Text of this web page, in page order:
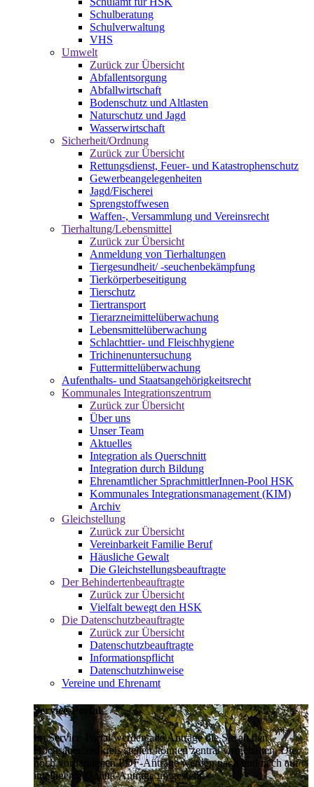
Schulberatung
Schulverwaltung
VHS
Umwelt
Zurück zur Übersicht
Abfallentsorgung
Abfallwirtschaft
Bodenschutz und Altlasten
Naturschutz und Jagd
Wasserwirtschaft
Sicherheit/Ordnung
Zurück zur Übersicht
Rettungsdienst, Feuer- und Katastrophenschutz
Gewerbeangelegenheiten
Jagd/Fischerei
Sprengstoffwesen
Waffen-, Versammlung und Vereinsrecht
Tierhaltung/Lebensmittel
Zurück zur Übersicht
Anmeldung von Tierhaltungen
Tiergesundheit/ -seuchenbekämpfung
Tierkörperbeseitigung
Tierschutz
Tiertransport
Tierarzneimittelüberwachung
Lebensmittelüberwachung
Schlachttier- und Fleischhygiene
Trichinenuntersuchung
Futtermittelüberwachung
Aufenthalts- und Staatsangehörigkeitsrecht
Kommunales Integrationszentrum
Zurück zur Übersicht
Über uns
Unser Team
Aktuelles
Integration als Querschnitt
Integration durch Bildung
Ehrenamtlicher SprachmittlerInnen-Pool HSK
Kommunales Integrationsmanagement (KIM)
Archiv
Gleichstellung
Zurück zur Übersicht
Vereinbarkeit Familie Beruf
Häusliche Gewalt
Die Gleichstellungsbeauftragte
Der Behindertenbeauftragte
Zurück zur Übersicht
Vielfalt bewegt den HSK
Die Datenschutzbeauftragte
Zurück zur Übersicht
Datenschutzbeauftragte
Informationspflicht
Datenschutzhinweise
Vereine und Ehrenamt
Service-Portal
Im Service-Portal werden alle Anträge die Sie an den
Hochsauerlandkreis stellen können zentral vorgehalten. Die
noch vorhandenen PDF-Anträge werden nach und nach auf
intelligente Online-Anträge umgestellt.